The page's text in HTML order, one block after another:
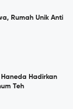
Rumah Unik Anti
Hadirkan
Teh